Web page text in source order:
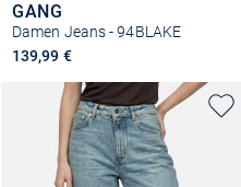
GANG
Damen Jeans - 94BLAKE
139,99 €